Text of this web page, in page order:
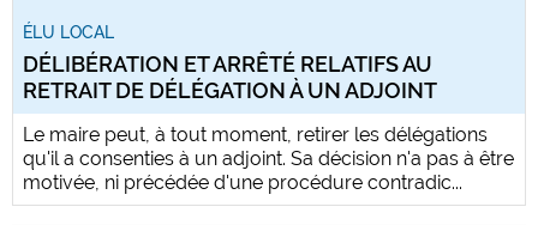
ÉLU LOCAL
DÉLIBÉRATION ET ARRÊTÉ RELATIFS AU
RETRAIT DE DÉLÉGATION À UN ADJOINT
Le maire peut, à tout moment, retirer les délégations
qu'il a consenties à un adjoint. Sa décision n'a pas à être
motivée, ni précédée d'une procédure contradic...